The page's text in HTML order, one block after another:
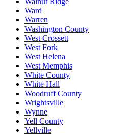
Ward
Warren
Washington County
West Crossett
West Fork
West Helena
West Memphis
White County
White Hall
Woodruff County
Wrightsville
Wynne
Yell County
Yellville